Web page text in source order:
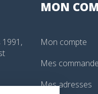
MON
Mon compte
Mes
Mes adresses